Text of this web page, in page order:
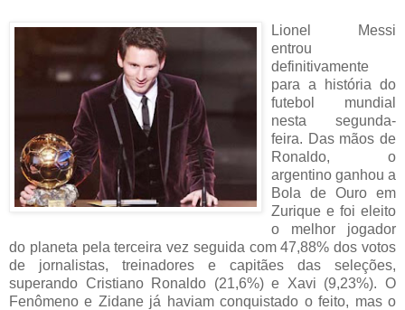
Lionel Messi
entrou
definitivamente
para a história do
futebol mundial
nesta segunda-
feira. Das mãos de
Ronaldo, o
argentino ganhou a
Bola de Ouro em
Zurique e foi eleito
o melhor jogador
do planeta pela terceira vez seguida com 47,88% dos votos
de jornalistas, treinadores e capitães das seleções,
superando Cristiano Ronaldo (21,6%) e Xavi (9,23%). O
Fenômeno e Zidane já haviam conquistado o feito, mas o